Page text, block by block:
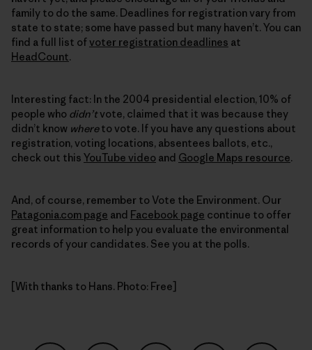
family to do the same. Deadlines for registration vary from
state to state; some have passed but many haven’t. You can
find a full list ofvoter registration deadlines at
HeadCount.
Interesting fact: In the 2004 presidential election, 10% of
people who didn’tvote, claimed that it was because they
didn’t know whereto vote. If you have any questions about
registration, voting locations, absentees ballots, etc.,
check out this YouTube video and Google Maps resource.
And, of course, remember to Vote the Environment. Our
Patagonia.com page and Facebook page continue to offer
great information to help you evaluate the environmental
records of your candidates. See you at the polls.
[With thanks to Hans. Photo: Free]